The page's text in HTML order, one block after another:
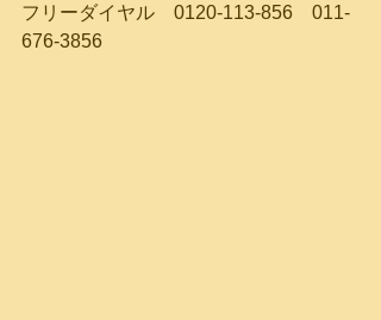
フリーダイヤル　0120-113-856　011-
676-3856